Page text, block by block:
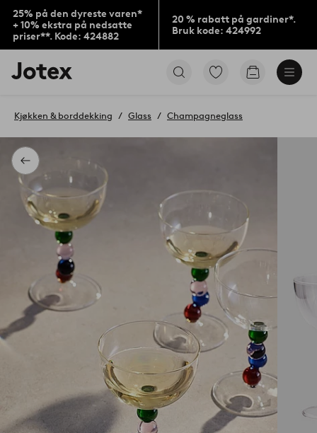
25% på den dyreste varen*
+ 10% ekstra på nedsatte
priser**. Kode: 424882
20 % rabatt på gardiner*.
Bruk kode: 424992
Jotex’
logo
til
Gå
produkter
Gå
Tilbake
Kjøkken & borddekking Glass Champagneglass